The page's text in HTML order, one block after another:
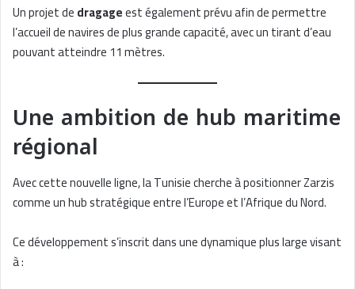
Un projet dedragageest également prévu afin de permettre
l’accueil de navires de plus grande capacité, avec un tirant d’eau
pouvant atteindre 11 mètres.
Une ambition de hub maritime
régional
Avec cette nouvelle ligne, la Tunisie cherche à positionner Zarzis
comme un hub stratégique entre l’Europe et l’Afrique du Nord.
Ce développement s’inscrit dans une dynamique plus large visant
à :